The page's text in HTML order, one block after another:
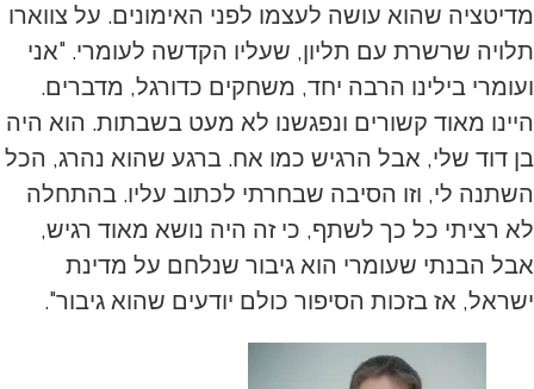
מדיטציה שהוא עושה לעצמו לפני האימונים. על צווארו
תלויה שרשרת עם תליון, שעליו הקדשה לעומרי. "אני
ועומרי בילינו הרבה יחד, משחקים כדורגל, מדברים.
היינו מאוד קשורים ונפגשנו לא מעט בשבתות. הוא היה
בן דוד שלי, אבל הרגיש כמו אח. ברגע שהוא נהרג, הכל
השתנה לי, וזו הסיבה שבחרתי לכתוב עליו. בהתחלה
לא רציתי כל כך לשתף, כי זה היה נושא מאוד רגיש,
אבל הבנתי שעומרי הוא גיבור שנלחם על מדינת
ישראל, אז בזכות הסיפור כולם יודעים שהוא גיבור".